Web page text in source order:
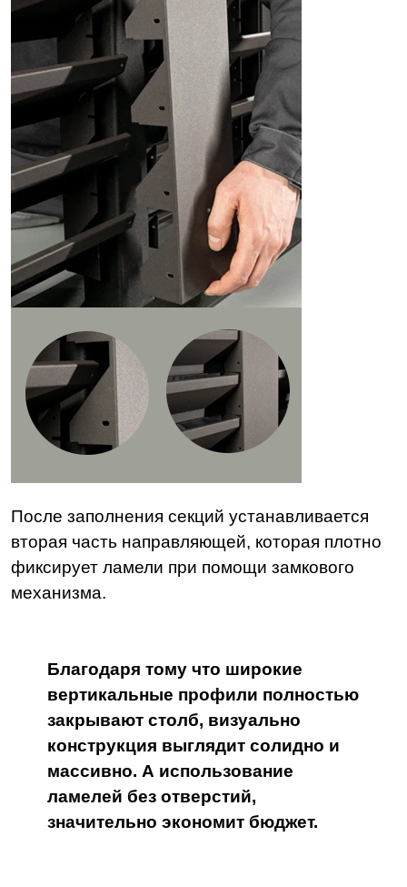
После заполнения секций устанавливается
вторая часть направляющей, которая плотно
фиксирует ламели при помощи замкового
механизма.
Благодаря тому что широкие
вертикальные профили полностью
закрывают столб, визуально
конструкция выглядит солидно и
массивно. А использование
ламелей без отверстий,
значительно экономит бюджет.